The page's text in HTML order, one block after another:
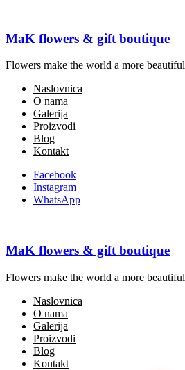
MaK flowers & gift boutique
Flowers make the world a more
Naslovnica
O nama
Galerija
Proizvodi
Blog
Kontakt
Facebook
Instagram
WhatsApp
MaK flowers & gift boutique
Flowers make the world a more
Naslovnica
O nama
Galerija
Proizvodi
Blog
Kontakt
Balon
Slične fotografije
Balon
Balon